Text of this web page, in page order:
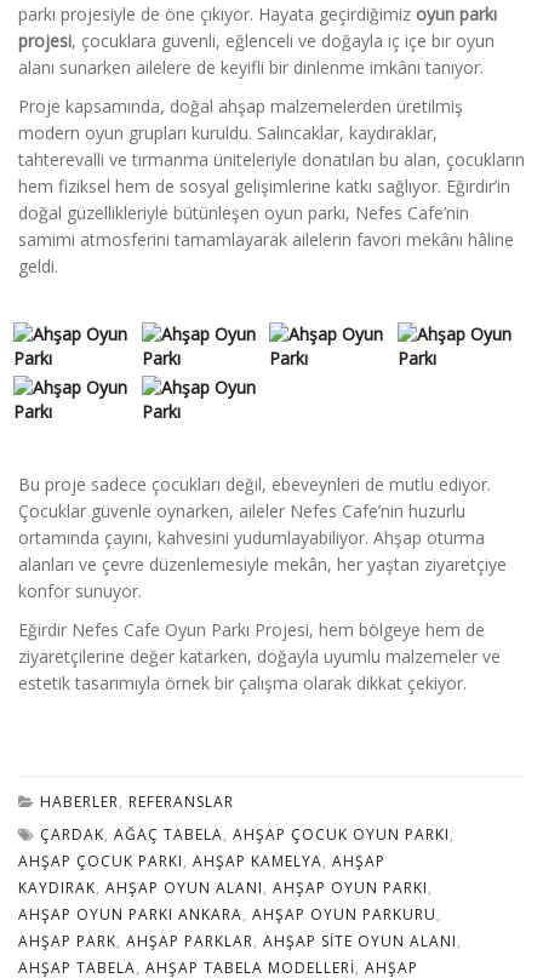
parkı projesiyle de öne çıkıyor. Hayata geçirdiğimiz oyun parkı
projesi, çocuklara güvenli, eğlenceli ve doğayla iç içe bir oyun
alanı sunarken ailelere de keyifli bir dinlenme imkânı tanıyor.
Proje kapsamında, doğal ahşap malzemelerden üretilmiş
modern oyun grupları kuruldu. Salıncaklar, kaydıraklar,
tahterevalli ve tırmanma üniteleriyle donatılan bu alan, çocukların
hem fiziksel hem de sosyal gelişimlerine katkı sağlıyor. Eğirdir’in
doğal güzellikleriyle bütünleşen oyun parkı, Nefes Cafe’nin
samimi atmosferini tamamlayarak ailelerin favori mekânı hâline
geldi.
Bu proje sadece çocukları değil, ebeveynleri de mutlu ediyor.
Çocuklar güvenle oynarken, aileler Nefes Cafe’nin huzurlu
ortamında çayını, kahvesini yudumlayabiliyor. Ahşap oturma
alanları ve çevre düzenlemesiyle mekân, her yaştan ziyaretçiye
konfor sunuyor.
Eğirdir Nefes Cafe Oyun Parkı Projesi, hem bölgeye hem de
ziyaretçilerine değer katarken, doğayla uyumlu malzemeler ve
estetik tasarımıyla örnek bir çalışma olarak dikkat çekiyor.
HABERLER, REFERANSLAR
ÇARDAK, AĞAÇ TABELA, AHŞAP ÇOCUK OYUN PARKI,
AHŞAP ÇOCUK PARKI, AHŞAP KAMELYA, AHŞAP
KAYDIRAK, AHŞAP OYUN ALANI, AHŞAP OYUN PARKI,
AHŞAP OYUN PARKI ANKARA, AHŞAP OYUN PARKURU,
AHŞAP PARK, AHŞAP PARKLAR, AHŞAP SITE OYUN ALANI,
AHŞAP TABELA, AHŞAP TABELA MODELLERI, AHŞAP